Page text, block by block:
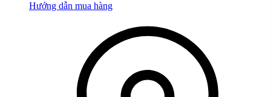
Hướng dẫn mua hàng